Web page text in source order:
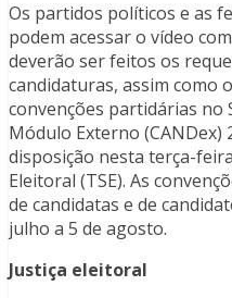
Os partidos políticos e as
podem acessar o vídeo
deverão ser feitos os
candidaturas, assim como
convenções partidárias no
Módulo Externo (CANDex)
disposição nesta terça-
Eleitoral (TSE). As
de candidatas e de
julho a 5 de agosto.
Justiça eleitoral